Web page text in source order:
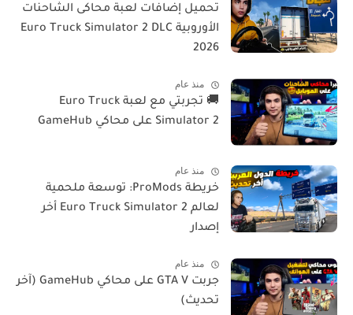
تحميل إضافات لعبة محاكى الشاحنات
الأوروبية Euro Truck Simulator 2 DLC
2026
منذ عام
🚚 تجربتي مع لعبة Euro Truck
Simulator 2 على محاكي GameHub
منذ عام
خريطة ProMods: توسعة ملحمية
لعالم Euro Truck Simulator 2 أخر
إصدار
منذ عام
جربت GTA V على محاكي GameHub (آخر
تحديث)